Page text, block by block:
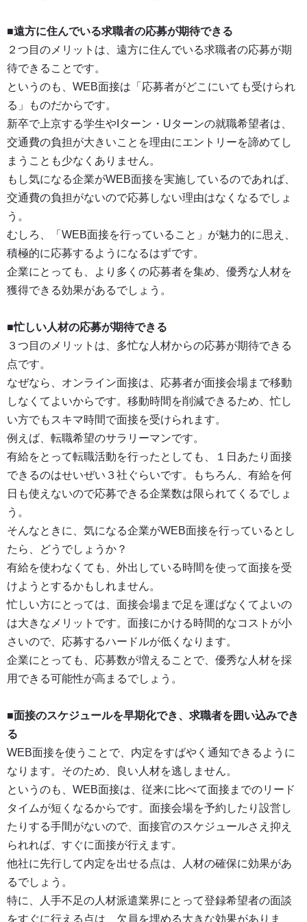
■遠方に住んでいる求職者の応募が期待できる
２つ目のメリットは、遠方に住んでいる求職者の応募が期
待できることです。
というのも、WEB面接は「応募者がどこにいても受けられ
る」ものだからです。
新卒で上京する学生やIターン・Uターンの就職希望者は、
交通費の負担が大きいことを理由にエントリーを諦めてし
まうことも少なくありません。
もし気になる企業がWEB面接を実施しているのであれば、
交通費の負担がないので応募しない理由はなくなるでしょ
う。
むしろ、「WEB面接を行っていること」が魅力的に思え、
積極的に応募するようになるはずです。
企業にとっても、より多くの応募者を集め、優秀な人材を
獲得できる効果があるでしょう。
■忙しい人材の応募が期待できる
３つ目のメリットは、多忙な人材からの応募が期待できる
点です。
なぜなら、オンライン面接は、応募者が面接会場まで移動
しなくてよいからです。移動時間を削減できるため、忙し
い方でもスキマ時間で面接を受けられます。
例えば、転職希望のサラリーマンです。
有給をとって転職活動を行ったとしても、１日あたり面接
できるのはせいぜい３社ぐらいです。もちろん、有給を何
日も使えないので応募できる企業数は限られてくるでしょ
う。
そんなときに、気になる企業がWEB面接を行っているとし
たら、どうでしょうか？
有給を使わなくても、外出している時間を使って面接を受
けようとするかもしれません。
忙しい方にとっては、面接会場まで足を運ばなくてよいの
は大きなメリットです。面接にかける時間的なコストが小
さいので、応募するハードルが低くなります。
企業にとっても、応募数が増えることで、優秀な人材を採
用できる可能性が高まるでしょう。
■面接のスケジュールを早期化でき、求職者を囲い込みでき
る
WEB面接を使うことで、内定をすばやく通知できるように
なります。そのため、良い人材を逃しません。
というのも、WEB面接は、従来に比べて面接までのリード
タイムが短くなるからです。面接会場を予約したり設営し
たりする手間がないので、面接官のスケジュールさえ抑え
られれば、すぐに面接が行えます。
他社に先行して内定を出せる点は、人材の確保に効果があ
るでしょう。
特に、人手不足の人材派遣業界にとって登録希望者の面談
をすぐに行える点は、欠員を埋める大きな効果がありま